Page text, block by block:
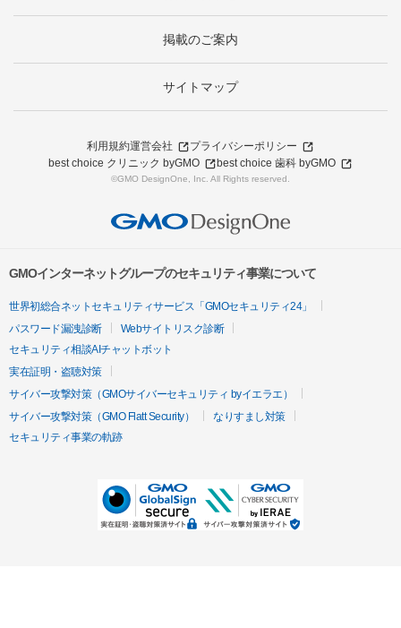
掲載のご案内
サイトマップ
利用規約運営会社
プライバシーポリシー
best choice クリニック byGMO
best choice 歯科 byGMO
©GMO DesignOne, Inc. All Rights reserved.
GMOインターネットグループのセキュリティ事業について
世界初総合ネットセキュリティサービス「GMOセキュリティ24」
パスワード漏洩診断
Webサイトリスク診断
セキュリティ相談AIチャットボット
実在証明・盗聴対策
サイバー攻撃対策（GMOサイバーセキュリティ byイエラエ）
サイバー攻撃対策（GMO Flatt Security）
なりすまし対策
セキュリティ事業の軌跡